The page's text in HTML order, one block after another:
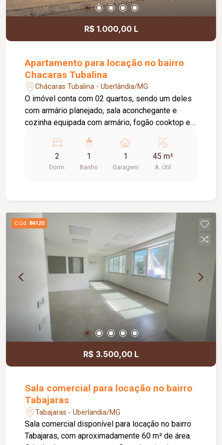
R$ 1.000,00 L
Apartamento para locação no bairro
Chacaras Tubalina
Chácaras Tubalina - Uberlândia/MG
O imóvel conta com 02 quartos, sendo um deles
com armário planejado, sala aconchegante e
cozinha equipada com armário, fogão cooktop e
dia. A área de serviço possui armário, garantindo
melhor organização. O banheiro social conta com
box e armário. O apartamento dispõe ainda de 01
opção para quem deseja morar bem em um
ambiente prático e bem cuidado. Entre em
contato para mais informações e agende sua
2
Dorm.
1
Banho
1
Garagem
45 m²
A. Útil
Cód. 84120
R$ 3.500,00 L
Sala comercial para locação no bairro
Tabajaras
Tabajaras - Uberlandia/MG
Sala comercial disponível para locação no bairro
Tabajaras, com aproximadamente 60 m² de área.